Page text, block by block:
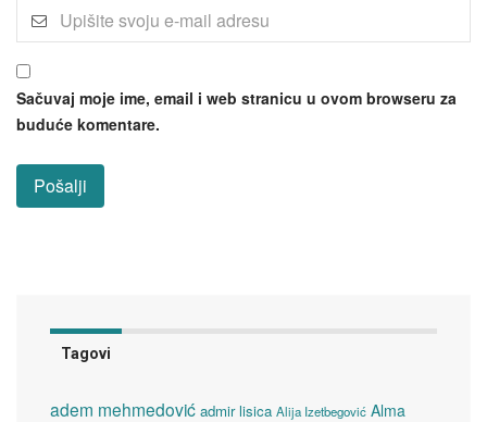
Sačuvaj moje ime, email i web stranicu u ovom browseru za
buduće komentare.
Tagovi
adem mehmedović admir lisica Alija Izetbegović Alma